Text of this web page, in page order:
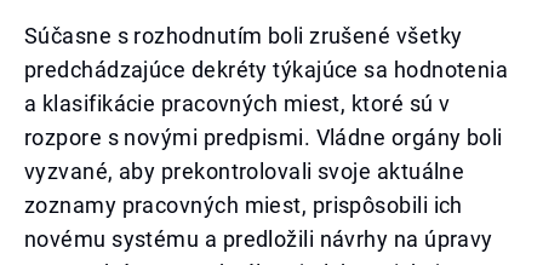
Súčasne s rozhodnutím boli zrušené všetky
predchádzajúce dekréty týkajúce sa hodnotenia
a klasifikácie pracovných miest, ktoré sú v
rozpore s novými predpismi. Vládne orgány boli
vyzvané, aby prekontrolovali svoje aktuálne
zoznamy pracovných miest, prispôsobili ich
novému systému a predložili návrhy na úpravy